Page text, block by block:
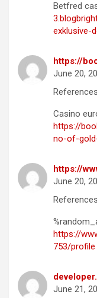
Betfred
exklusive-
https://
June 20,
Casino
https://
no-of-
https://
June 20,
https://
753/profile
June 21,